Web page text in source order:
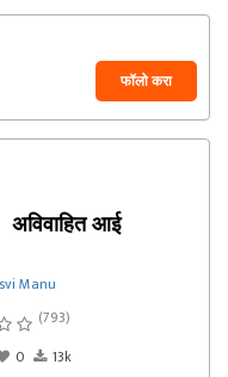
फॉलो करा
अविवाहित आई
Manu
(793)
0 13k